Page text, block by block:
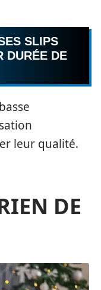
SLIPS
DURÉE DE
leur qualité.
DE